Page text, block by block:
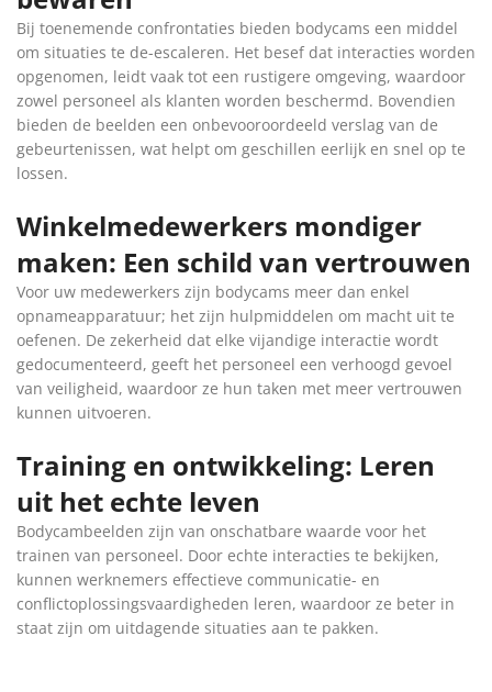
Bij toenemende confrontaties bieden bodycams een middel
om situaties te de-escaleren. Het besef dat interacties worden
opgenomen, leidt vaak tot een rustigere omgeving, waardoor
zowel personeel als klanten worden beschermd. Bovendien
bieden de beelden een onbevooroordeeld verslag van de
gebeurtenissen, wat helpt om geschillen eerlijk en snel op te
lossen.
Winkelmedewerkers mondiger
maken: Een schild van vertrouwen
Voor uw medewerkers zijn bodycams meer dan enkel
opnameapparatuur; het zijn hulpmiddelen om macht uit te
oefenen. De zekerheid dat elke vijandige interactie wordt
gedocumenteerd, geeft het personeel een verhoogd gevoel
van veiligheid, waardoor ze hun taken met meer vertrouwen
kunnen uitvoeren.
Training en ontwikkeling: Leren
uit het echte leven
Bodycambeelden zijn van onschatbare waarde voor het
trainen van personeel. Door echte interacties te bekijken,
kunnen werknemers effectieve communicatie- en
conflictoplossingsvaardigheden leren, waardoor ze beter in
staat zijn om uitdagende situaties aan te pakken.